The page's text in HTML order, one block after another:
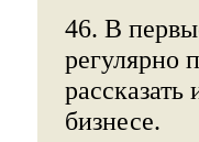
46. В
регулярно
бизнесе.